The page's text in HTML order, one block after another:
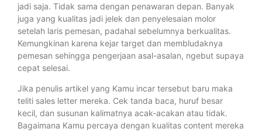
jadi saja. Tidak sama dengan penawaran depan. Banyak
juga yang kualitas jadi jelek dan penyelesaian molor
setelah laris pemesan, padahal sebelumnya berkualitas.
Kemungkinan karena kejar target dan membludaknya
pemesan sehingga pengerjaan asal-asalan, ngebut supaya
cepat selesai.
Jika penulis artikel yang Kamu incar tersebut baru maka
teliti sales letter mereka. Cek tanda baca, huruf besar
kecil, dan susunan kalimatnya acak-acakan atau tidak.
Bagaimana Kamu percaya dengan kualitas content mereka